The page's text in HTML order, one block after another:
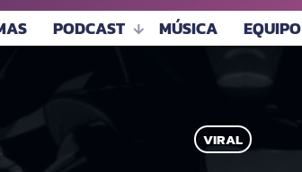
PODCAST MÚSICA EQUIPO
VIRAL